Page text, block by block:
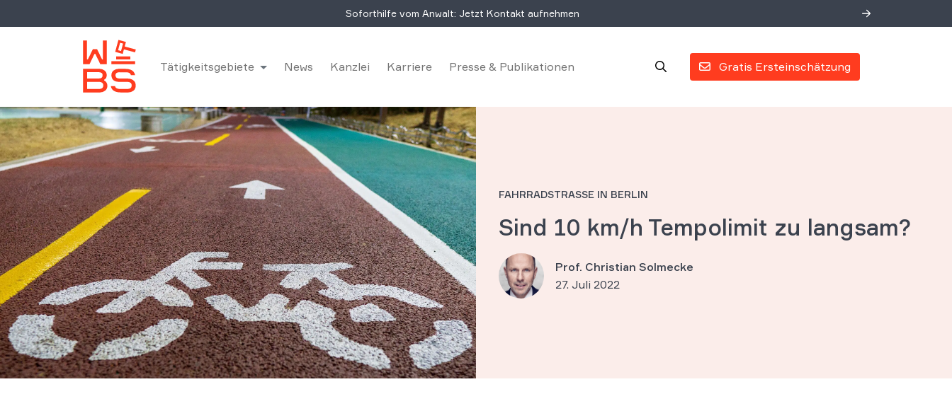
Soforthilfe vom Anwalt: Jetzt Kontakt aufnehmen
Gratis Ersteinschätzung
Tätigkeitsgebiete News Kanzlei Karriere Presse & Publikationen
FAHRRADSTRASSE IN BERLIN
Sind 10 km/h Tempolimit zu langsam?
Prof. Christian Solmecke
27. Juli 2022